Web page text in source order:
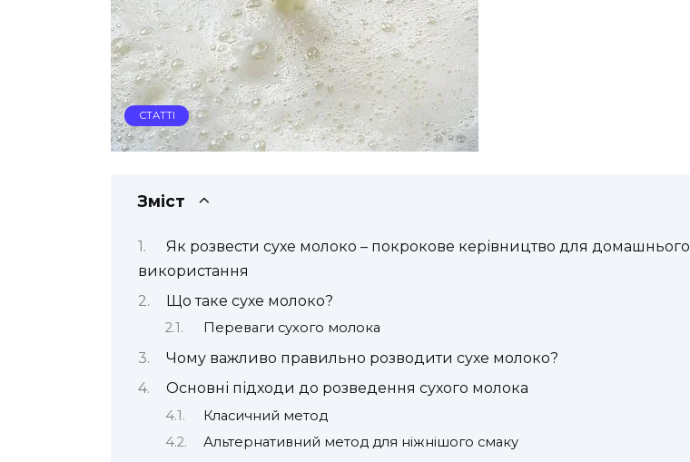
СТАТТІ
Зміст
Як розвести сухе молоко – покрокове керівництво для домашнього
використання
Що таке сухе молоко?
Переваги сухого молока
Чому важливо правильно розводити сухе молоко?
Основні підходи до розведення сухого молока
Класичний метод
Альтернативний метод для ніжнішого смаку